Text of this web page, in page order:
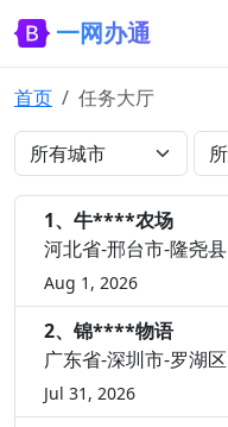
一网办通
首页 任务大厅
1、牛****农场
河北省-邢台市-隆尧县
Aug 1, 2026
2、锦****物语
广东省-深圳市-罗湖区
Jul 31, 2026